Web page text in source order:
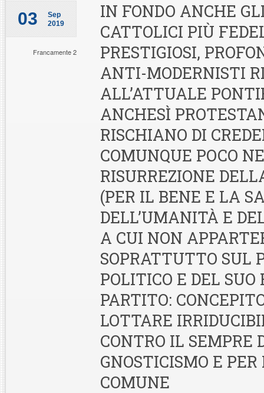
03
Sep
2019
Francamente 2
IN FONDO ANCHE
CATTOLICI PIÙ
PRESTIGIOSI,
ANTI-MODERNISTI
ALL’ATTUALE
ANCHESÌ
RISCHIANO DI
COMUNQUE POCO
RISURREZIONE
(PER IL BENE E LA
DELL’UMANITÀ E
A CUI NON
SOPRATTUTTO SUL
POLITICO E DEL SUO
PARTITO:
LOTTARE
CONTRO IL SEMPRE
GNOSTICISMO E
COMUNE